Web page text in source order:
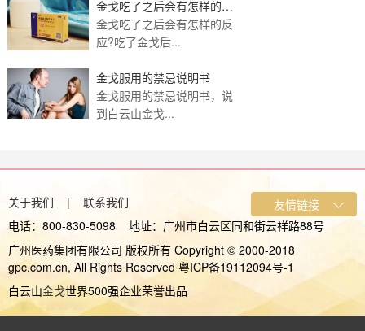
金戈吃了之后会有怎样的反
应?
金戈吃了之后会有怎样的反
应?吃了金戈后...
金戈服用的禁忌说明书
金戈服用的禁忌说明书，说
到白云山金戈...
关于我们 | 联系我们
电话：800-830-5098 地址：广州市白云区同和街云祥路88号
广州医药集团有限公司 版权所有 Copyright © 2000-2018
gpc.com.cn, All Rights Reserved 粤ICP备19112094号-1
白云山金戈世界500强企业荣誉出品